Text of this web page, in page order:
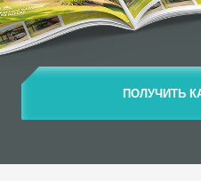
ПОЛУЧИТЬ